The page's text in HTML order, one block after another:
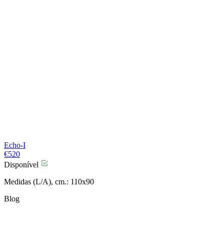
Echo-I
€520
Disponível
Medidas (L/A), cm.: 110x90
Blog